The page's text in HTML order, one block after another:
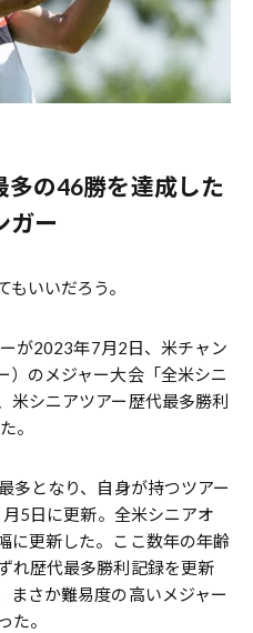
多の46勝を達成した
ガー
いいだろう。
が2023年7月2日、米チャン
）のメジャー大会「全米シニ
米シニアツアー歴代最多勝利
。
多となり、自身が持つツアー
5日に更新。全米シニアオ
に更新した。ここ数年の年齢
れ歴代最多勝利記録を更新
まさか難易度の高いメジャー
た。